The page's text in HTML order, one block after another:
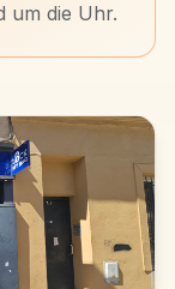
um die Uhr.